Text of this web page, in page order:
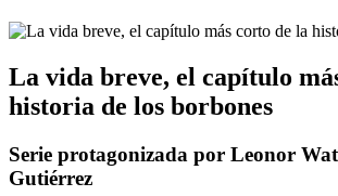
La vida breve, el capítulo
historia de los borbones
Serie protagonizada por Leonor
Gutiérrez